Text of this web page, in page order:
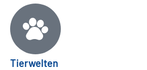
Tierwelten